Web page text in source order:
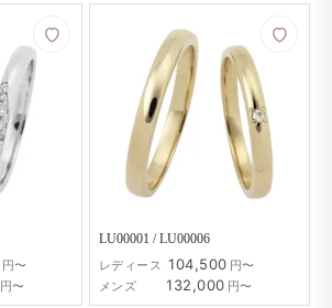
円〜
円〜
LU00001 / LU00006
レディース 104,500 円〜
メンズ
132,000 円〜